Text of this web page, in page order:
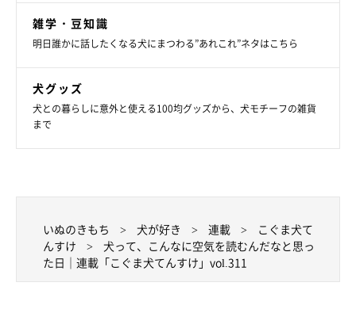
雑学・豆知識
明日誰かに話したくなる犬にまつわる”あれこれ”ネタはこちら
犬グッズ
犬との暮らしに意外と使える100均グッズから、犬モチーフの雑貨
まで
いぬのきもち 犬が好き 連載
こぐま犬て
んすけ
犬って、こんなに空気を読むんだなと思っ
た日｜連載「こぐま犬てんすけ」vol.311